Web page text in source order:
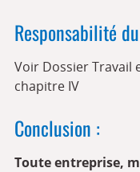
Responsabilité
Voir Dossier Travail
chapitre IV
Conclusion :
Toute entreprise,